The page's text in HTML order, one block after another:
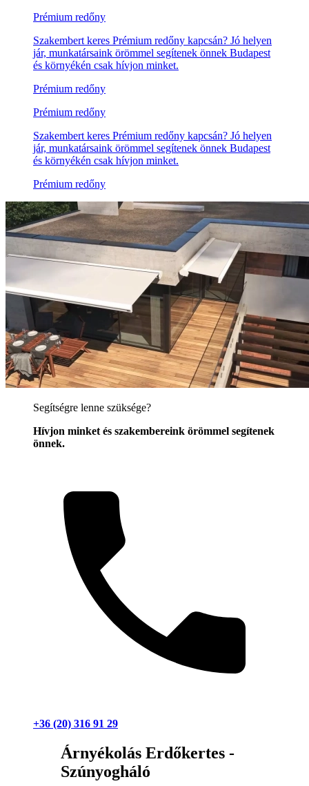
Prémium redőny
Szakembert keres Prémium redőny kapcsán? Jó helyen
jár, munkatársaink örömmel segítenek önnek Budapest
és környékén csak hívjon minket.
Prémium redőny
Prémium redőny
Szakembert keres Prémium redőny kapcsán? Jó helyen
jár, munkatársaink örömmel segítenek önnek Budapest
és környékén csak hívjon minket.
Prémium redőny
Segítségre lenne szüksége?
Hívjon minket és szakembereink örömmel segítenek
önnek.
+36 (20) 316 91 29
Árnyékolás Erdőkertes -
Szúnyogháló